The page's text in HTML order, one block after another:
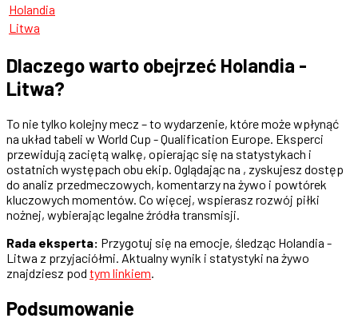
Holandia
Litwa
Dlaczego warto obejrzeć Holandia -
Litwa?
To nie tylko kolejny mecz – to wydarzenie, które może wpłynąć
na układ tabeli w World Cup - Qualification Europe. Eksperci
przewidują zaciętą walkę, opierając się na statystykach i
ostatnich występach obu ekip. Oglądając na , zyskujesz dostęp
do analiz przedmeczowych, komentarzy na żywo i powtórek
kluczowych momentów. Co więcej, wspierasz rozwój piłki
nożnej, wybierając legalne źródła transmisji.
Rada eksperta: Przygotuj się na emocje, śledząc Holandia -
Litwa z przyjaciółmi. Aktualny wynik i statystyki na żywo
znajdziesz pod tym linkiem.
Podsumowanie